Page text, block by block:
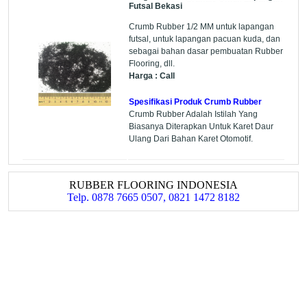
Futsal Bekasi
Crumb Rubber 1/2 MM untuk lapangan
futsal, untuk lapangan pacuan kuda, dan
sebagai bahan dasar pembuatan Rubber
Flooring, dll.
Harga : Call
Spesifikasi Produk Crumb Rubber
Crumb Rubber Adalah Istilah Yang
Biasanya Diterapkan Untuk Karet Daur
Ulang Dari Bahan Karet Otomotif.
RUBBER FLOORING INDONESIA
Telp. 0878 7665 0507, 0821 1472 8182